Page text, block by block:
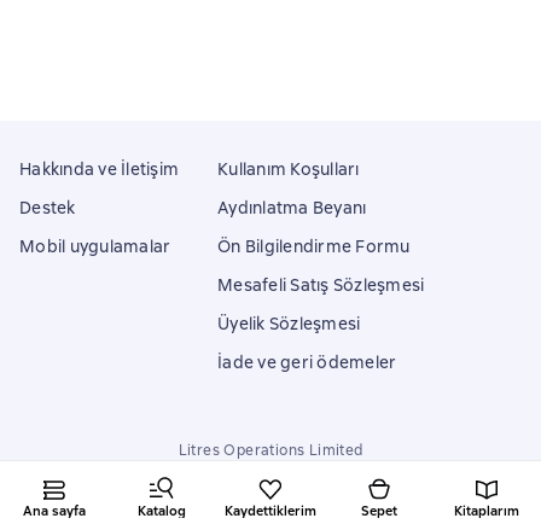
Ana sayfa Katalog Kaydettiklerim Sepet Kitaplarım
Hakkında ve İletişim
Destek
Mobil uygulamalar
Kullanım Koşulları
Aydınlatma Beyanı
Ön Bilgilendirme Formu
Mesafeli Satış Sözleşmesi
Üyelik Sözleşmesi
İade ve geri ödemeler
Litres Operations Limited